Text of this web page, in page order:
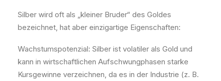
Silber wird oft als „kleiner Bruder“ des Goldes
bezeichnet, hat aber einzigartige Eigenschaften:
Wachstumspotenzial: Silber ist volatiler als Gold und
kann in wirtschaftlichen Aufschwungphasen starke
Kursgewinne verzeichnen, da es in der Industrie (z. B.